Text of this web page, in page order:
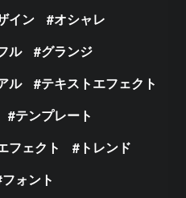
イン
オシャレ
ル
グランジ
ル
テキストエフェクト
テンプレート
フェクト
トレンド
フォント